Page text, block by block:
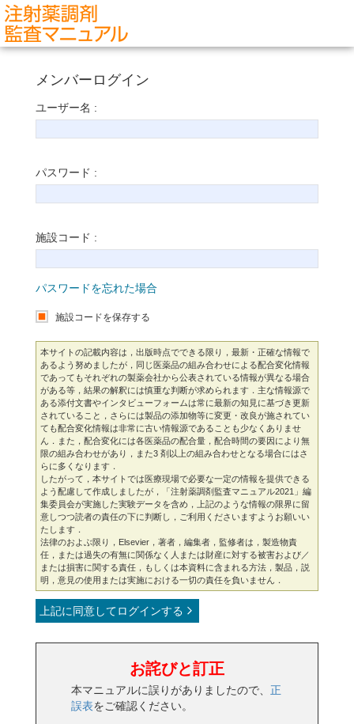
メンバーログイン
ユーザー名 :
パスワード :
施設コード :
パスワードを忘れた場合
施設コードを保存する
本サイトの記載内容は，出版時点でできる限り，最新・正確な情報で
あるよう努めましたが，同じ医薬品の組み合わせによる配合変化情報
であってもそれぞれの製薬会社から公表されている情報が異なる場合
がある等，結果の解釈には慎重な判断が求められます．主な情報源で
ある添付文書やインタビューフォームは常に最新の知見に基づき更新
されていること，さらには製品の添加物等に変更・改良が施されてい
ても配合変化情報は非常に古い情報源であることも少なくありませ
ん．また，配合変化には各医薬品の配合量，配合時間の要因により無
限の組み合わせがあり，また3 剤以上の組み合わせとなる場合にはさ
らに多くなります．
したがって，本サイトでは医療現場で必要な一定の情報を提供できる
よう配慮して作成しましたが，「注射薬調剤監査マニュアル2021」編
集委員会が実施した実験データを含め，上記のような情報の限界に留
意しつつ読者の責任の下に判断し，ご利用くださいますようお願いい
たします．
法律のおよぶ限り，Elsevier，著者，編集者，監修者は，製造物責
任，または過失の有無に関係なく人または財産に対する被害および／
または損害に関する責任，もしくは本資料に含まれる方法，製品，説
明，意見の使用または実施における一切の責任を負いません．
上記に同意してログインする
お詫びと訂正
本マニュアルに誤りがありましたので、 正
誤表をご確認ください。